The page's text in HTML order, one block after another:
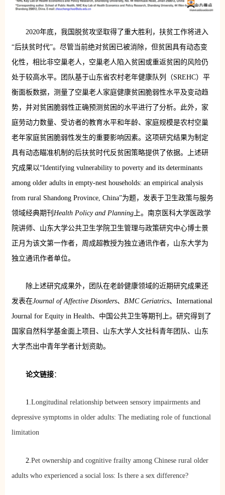
2020年底，我国脱贫攻坚取得了重大胜利，扶贫工作将进入
“后扶贫时代”。尽管当前绝对贫困已被消除，但贫困具有动态变
化性，相比非空巢老人，空巢老人陷入贫困或重返贫困的风险仍
处于较高水平。团队基于山东省农村老年健康队列（SREHC）平
衡面板数据，测量了空巢老人家庭健康贫困脆弱性水平及变动趋
势，并对贫困脆弱性正确预测贫困的水平进行了分析。此外，家
庭劳动力数量、受访者的教育水平和年龄、家庭规模是农村空巢
老年家庭贫困脆弱性发生的重要影响因素。这项研究结果为制定
具有动态瞄准机制的后扶贫时代反贫困策略提供了依据。上述研
究成果以“Identifying vulnerability to poverty and its determinants
among older adults in empty-nest households: an empirical analysis
from rural Shandong Province, China”为题，发表于卫生政策与服务
领域经典期刊 Health Policy and Planning上。南京医科大学医政学
院讲师、山东大学公共卫生学院卫生管理与政策研究中心博士景
正月为该文第一作者，周成超教授为独立通讯作者，山东大学为
独立通讯作者单位。
除上述研究成果外，团队在老龄健康领域的近期研究成果还
发表在Journal of Affective Disorders、 BMC Geriatrics、International
Journal for Equity in Health、中国公共卫生等期刊上。研究得到了
国家自然科学基金面上项目、山东大学人文社科青年团队、山东
大学杰出中青年学者计划资助。
论文链接：
1.Longitudinal relationship between sensory impairments and
depressive symptoms in older adults: The mediating role of functional
limitation
2. Pet ownership and cognitive frailty among Chinese rural older
adults who experienced a social loss: Is there a sex difference?